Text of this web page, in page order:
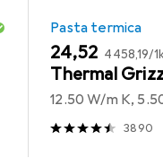
Pasta termica
EUR
24,52 EUR
4458,19/
Thermal
12.50 W/m K,
3890